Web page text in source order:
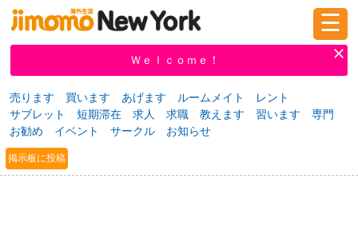
新規登録
掲示板 教えて！
☰
Ｗｅｌｃｏｍｅ！
売ります 買います あげます ルームメイト
レント
サブレット
短期滞在 求人 求職 教えます 習います
専門
お勧め
イベント サークル お知らせ
掲示板に投稿